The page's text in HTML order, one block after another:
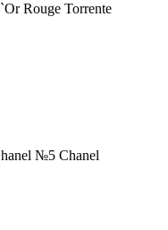
Rouge Torrente
№5 Chanel